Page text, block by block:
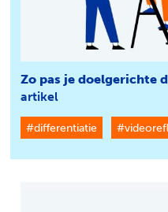
Zo pas je doelgerichte
artikel
#differentiatie